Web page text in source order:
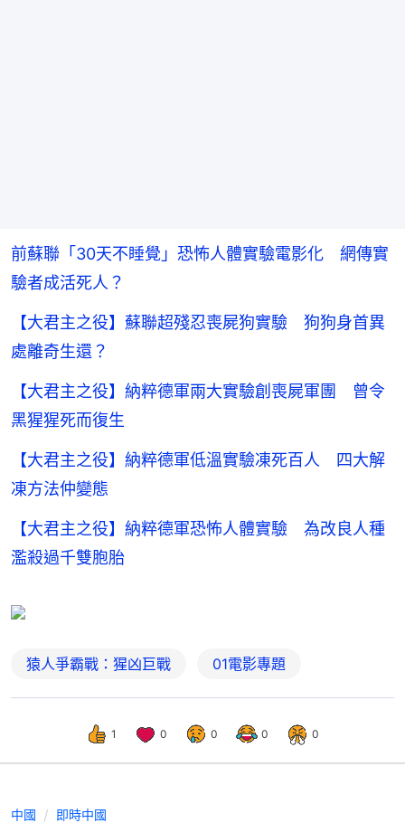
前蘇聯「30天不睡覺」恐怖人體實驗電影化 網傳實
驗者成活死人？
【大君主之役】蘇聯超殘忍喪屍狗實驗 狗狗身首異
處離奇生還？
【大君主之役】納粹德軍兩大實驗創喪屍軍團 曾令
黑猩猩死而復生
【大君主之役】納粹德軍低溫實驗凍死百人 四大解
凍方法仲變態
【大君主之役】納粹德軍恐怖人體實驗 為改良人種
濫殺過千雙胞胎
猿人爭霸戰：猩凶巨戰 01電影專題
1 0 0 0 0
中國 即時中國